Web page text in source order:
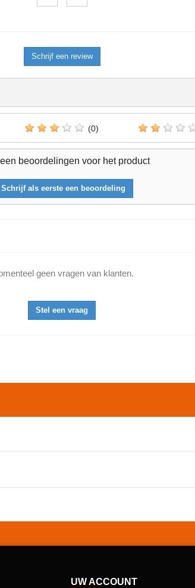
Schrijf een review
(0)
beoordelingen voor het product
Schrijf als eerste een beoordeling
geen vragen van klanten.
Stel een vraag
UW ACCOUNT